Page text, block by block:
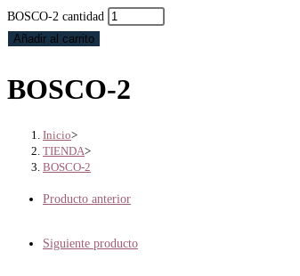
BOSCO-2 cantidad
Añadir al carrito
BOSCO-2
Inicio>
TIENDA>
BOSCO-2
Producto anterior
Siguiente producto